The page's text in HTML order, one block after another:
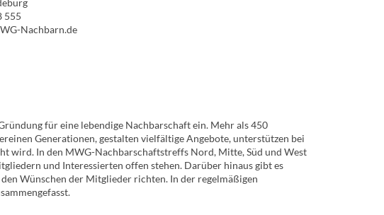
555
Nachbarn.de
für eine lebendige Nachbarschaft ein. Mehr als 450
Generationen, gestalten vielfältige Angebote, unterstützen bei
wird. In den MWG-Nachbarschaftstreffs Nord, Mitte, Süd und West
und Interessierten offen stehen. Darüber hinaus gibt es
Wünschen der Mitglieder richten. In der regelmäßigen